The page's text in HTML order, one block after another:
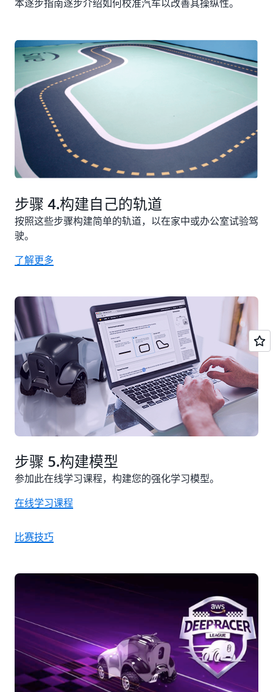
本逐步指南逐步介绍如何校准汽车以改善其操纵性。
步骤 4.构建自己的轨道
按照这些步骤构建简单的轨道，以在家中或办公室试验驾
驶。
了解更多
步骤 5.构建模型
参加此在线学习课程，构建您的强化学习模型。
在线学习课程
比赛技巧